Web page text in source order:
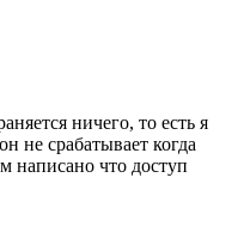
ничего, то есть я
не срабатывает когда
написано что доступ